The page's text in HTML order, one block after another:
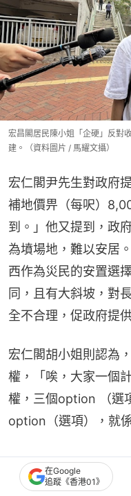
宏昌閣居民陳小姐「企硬」反對
建。（資料圖片 / 馬耀文攝）
宏仁閣尹先生對政府
補地價畀（每呎）
到。」他又提到，政
為墳場地，難以安居
西作為災民的安置選
同，且有大斜坡，對
全不合理，促政府提
宏仁閣胡小姐則認為
權，「唉，大家一個
權，三個option （選
option（選項），就
希望真係可
項），就係
在Google
追蹤《香港01》